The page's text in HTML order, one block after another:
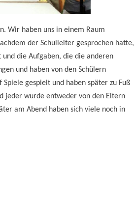
Wir haben uns in einem Raum
der Schulleiter gesprochen hatte,
die Aufgaben, die die anderen
und haben von den Schülern
gespielt und haben später zu Fuß
jeder wurde entweder von den Eltern
am Abend haben sich viele noch in